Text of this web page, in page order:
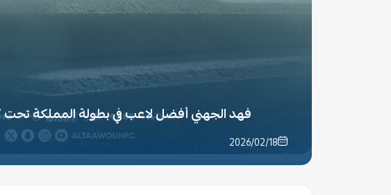
فهد الجهني أفضل لاعب في بطولة المملكة تحت 17 عاما للمصارعة
2026/02/18